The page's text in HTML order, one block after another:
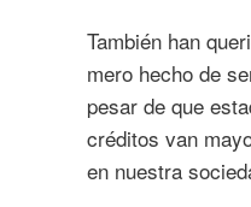
También han
mero hecho de
pesar de que
créditos van
en nuestra